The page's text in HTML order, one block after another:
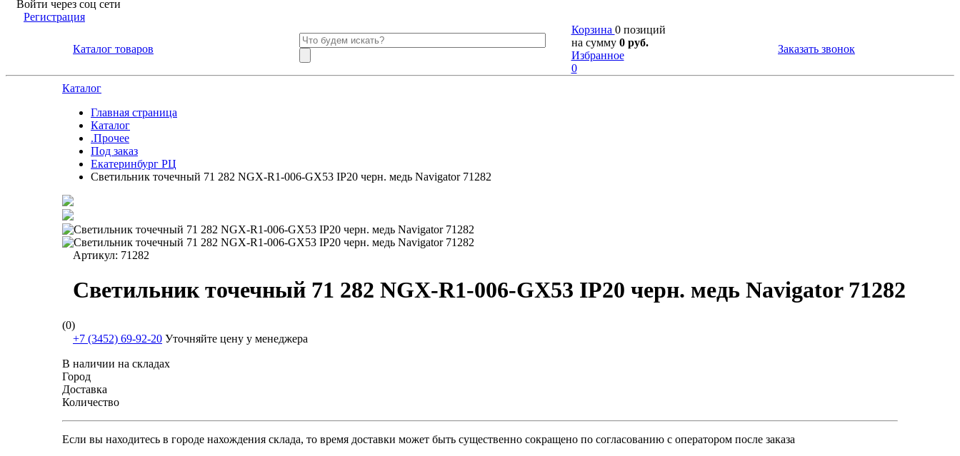
Войти через соц сети
Регистрация
Каталог товаров
Корзина 0 позиций
на сумму 0 руб.
Избранное
0
Заказать звонок
Каталог
Главная страница
Каталог
.Прочее
Под заказ
Екатеринбург РЦ
Светильник точечный 71 282 NGX-R1-006-GX53 IP20 черн. медь Navigator 71282
Артикул: 71282
Светильник точечный 71 282 NGX-R1-006-GX53 IP20 черн. медь Navigator 71282
(0)
+7 (3452) 69-92-20 Уточняйте цену у менеджера
В наличии на складах
Город
Доставка
Количество
Если вы находитесь в городе нахождения склада, то время доставки может быть существенно сокращено по согласованию с оператором после заказа